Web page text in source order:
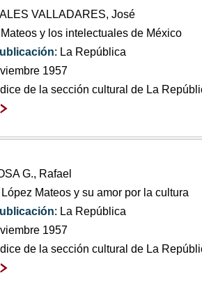
VALLADARES, José
y los intelectuales de México
: La República
1957
de la sección cultural de La
G., Rafael
Mateos y su amor por la cultura
: La República
1957
de la sección cultural de La